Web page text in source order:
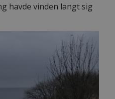
havde vinden langt sig